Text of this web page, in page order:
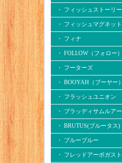
・ フィッシュストーリー
・ フィッシュマグネット
・ フィナ
・ FOLLOW（フォロー）
・ フーターズ
・ BOOYAH（ブーヤー）
・ フラッシュユニオン
・ ブラッディサムルアー
・ BRUTUS(ブルータス)
・ ブルーブルー
・ フレッドアーボガスト